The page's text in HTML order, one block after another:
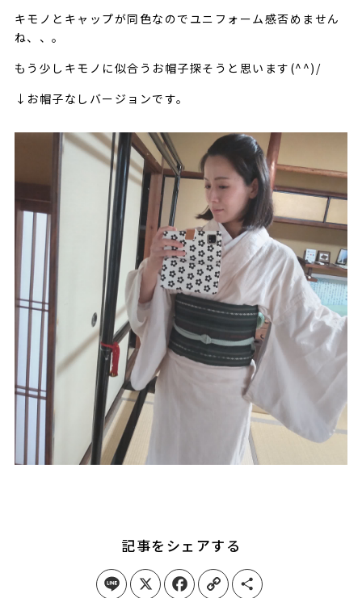
キモノとキャップが同色なのでユニフォーム感否めません
ね、、。
もう少しキモノに似合うお帽子探そうと思います(^^)/
↓お帽子なしバージョンです。
記事をシェアする
Line X Facebook Copy Link Share